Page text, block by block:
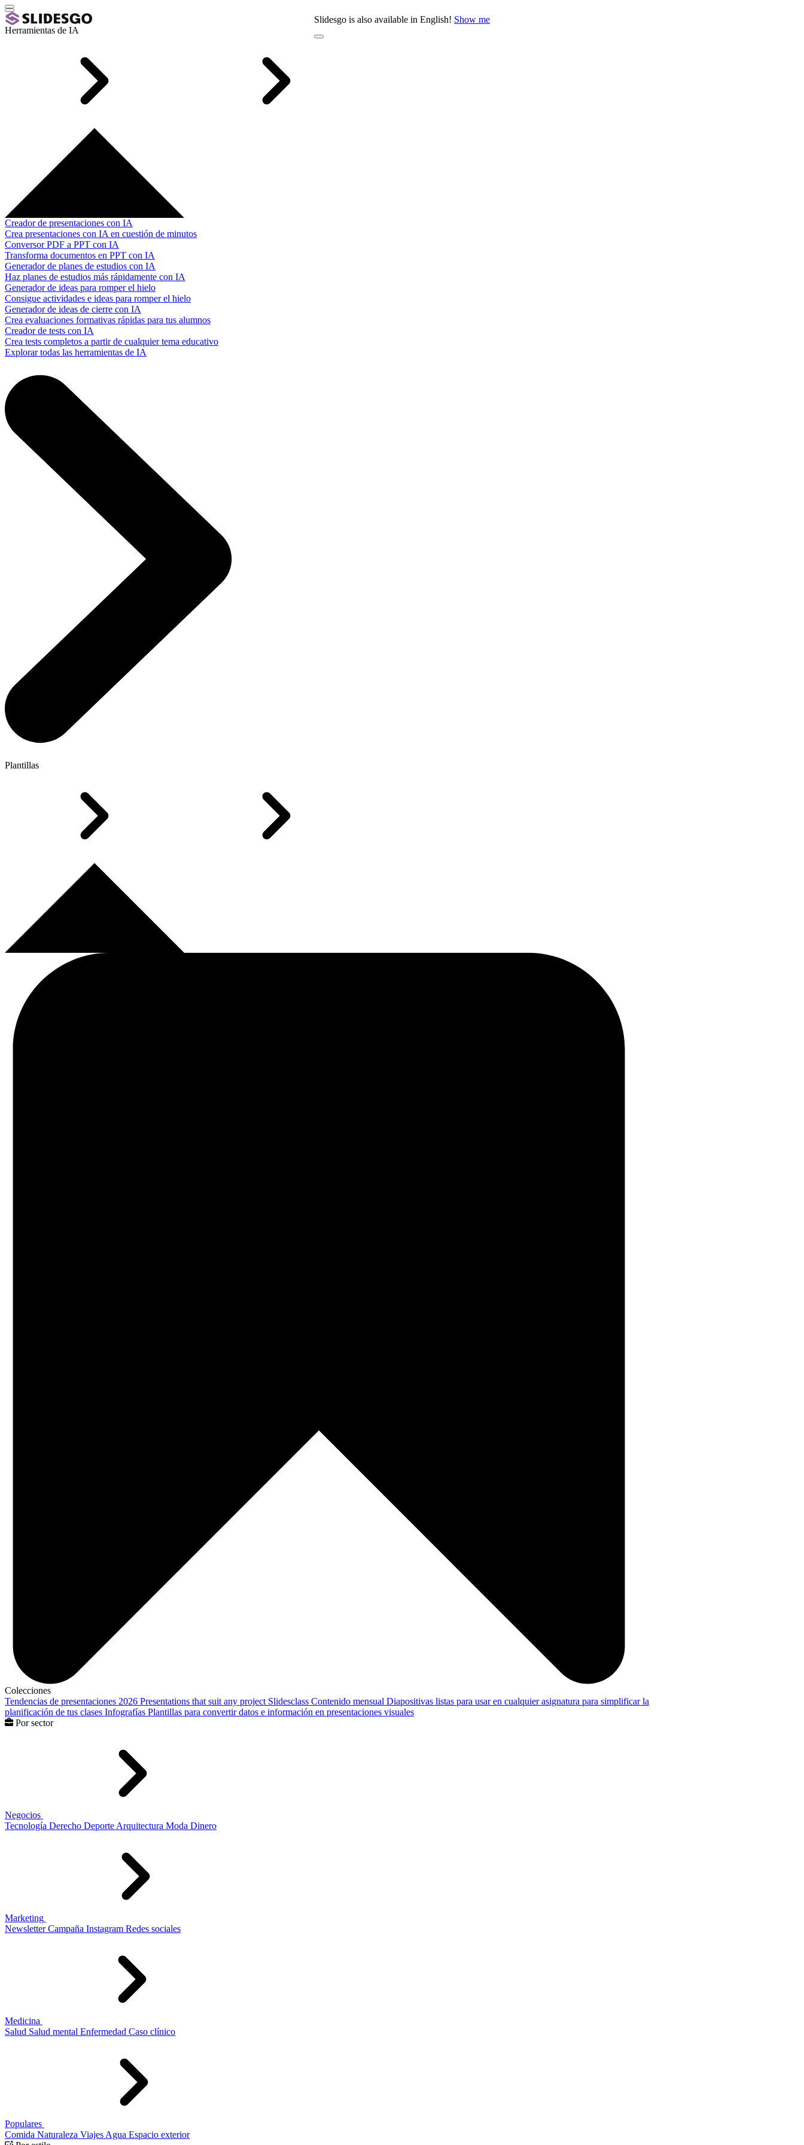
Slidesgo is also available in English! Show me
Herramientas de IA
Creador de presentaciones con IA
Crea presentaciones con IA en cuestión de minutos
Conversor PDF a PPT con IA
Transforma documentos en PPT con IA
Generador de planes de estudios con IA
Haz planes de estudios más rápidamente con IA
Generador de ideas para romper el hielo
Consigue actividades e ideas para romper el hielo
Generador de ideas de cierre con IA
Crea evaluaciones formativas rápidas para tus alumnos
Creador de tests con IA
Crea tests completos a partir de cualquier tema educativo
Explorar todas las herramientas de IA
Plantillas
Colecciones
Tendencias de presentaciones 2026 Presentations that suit any project Slidesclass Contenido mensual Diapositivas listas para usar en cualquier asignatura para simplificar la
planificación de tus clases Infografías Plantillas para convertir datos e información en presentaciones visuales
Por sector
Negocios
Tecnología Derecho Deporte Arquitectura Moda Dinero
Marketing
Newsletter Campaña Instagram Redes sociales
Medicina
Salud Salud mental Enfermedad Caso clínico
Populares
Comida Naturaleza Viajes Agua Espacio exterior